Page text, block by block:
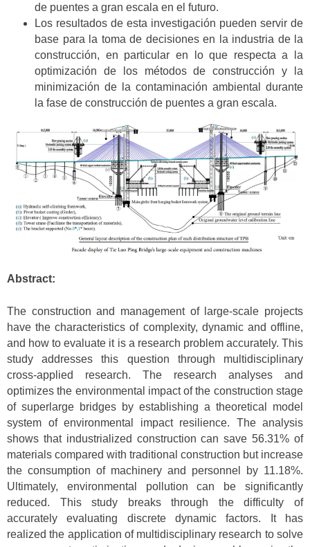
de puentes a gran escala en el futuro.
Los resultados de esta investigación pueden servir de
base para la toma de decisiones en la industria de la
construcción, en particular en lo que respecta a la
optimización de los métodos de construcción y la
minimización de la contaminación ambiental durante
la fase de construcción de puentes a gran escala.
Abstract:
The construction and management of large-scale projects
have the characteristics of complexity, dynamic and offline,
and how to evaluate it is a research problem accurately. This
study addresses this question through multidisciplinary
cross-applied research. The research analyses and
optimizes the environmental impact of the construction stage
of superlarge bridges by establishing a theoretical model
system of environmental impact resilience. The analysis
shows that industrialized construction can save 56.31% of
materials compared with traditional construction but increase
the consumption of machinery and personnel by 11.18%.
Ultimately, environmental pollution can be significantly
reduced. This study breaks through the difficulty of
accurately evaluating discrete dynamic factors. It has
realized the application of multidisciplinary research to solve